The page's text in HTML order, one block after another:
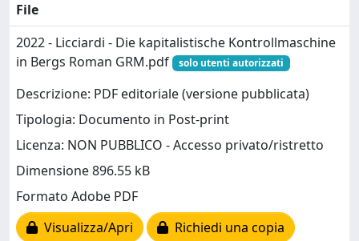
File
2022 - Licciardi - Die kapitalistische Kontrollmaschine
in Bergs Roman GRM.pdf
solo utenti autorizzati
Descrizione: PDF editoriale (versione pubblicata)
Tipologia: Documento in Post-print
Licenza: NON PUBBLICO - Accesso privato/ristretto
Dimensione 896.55 kB
Formato Adobe PDF
Visualizza/Apri
Richiedi una copia